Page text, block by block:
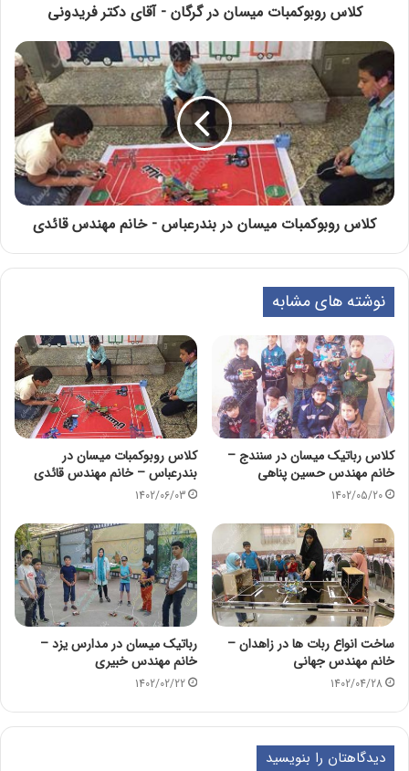
کلاس روبوکمبات میسان در گرگان - آقای دکتر فریدونی
کلاس روبوکمبات میسان در بندرعباس - خانم مهندس قائدی
نوشته های مشابه
کلاس رباتیک میسان در سنندج –
خانم مهندس حسین پناهی
1402/05/20
کلاس روبوکمبات میسان در
بندرعباس – خانم مهندس قائدی
1402/06/03
ساخت انواع ربات ها در زاهدان –
خانم مهندس جهانی
1402/04/28
رباتیک میسان در مدارس یزد –
خانم مهندس خبیری
1402/02/22
دیدگاهتان را بنویسید